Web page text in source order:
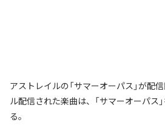
アストレイルの「サマーオーパス」が配
ル配信された楽曲は、「サマーオーパス
る。